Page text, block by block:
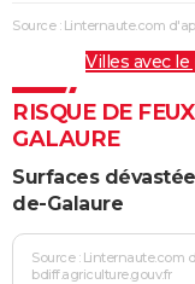
Source : Linternaute.com
Villes avec
RISQUE DE
GALAURE
Surfaces
de-Galaure
Source : Linternaute.com
bdiff.agriculture.gouv.fr